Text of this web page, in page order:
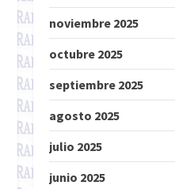
noviembre 2025
octubre 2025
septiembre 2025
agosto 2025
julio 2025
junio 2025